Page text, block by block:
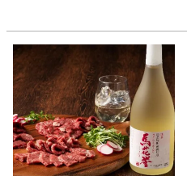
今では貴重なユッケをセットに
しました。 スライス済みなので
解凍するだけの簡単調理！モチ
ッとした食感に馬肉の旨みを堪
能できる赤身肉と、細かく刻み
馬刺しとはまた違う食感を楽し
んでいただけるユッケの詰合せ
は喜ばれること間違いなしで